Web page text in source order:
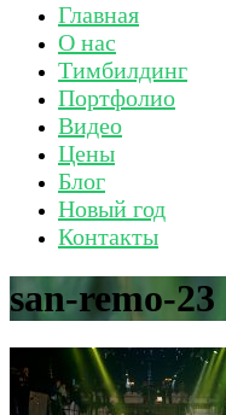
Главная
О нас
Тимбилдинг
Портфолио
Видео
Цены
Блог
Новый год
Контакты
san-remo-23